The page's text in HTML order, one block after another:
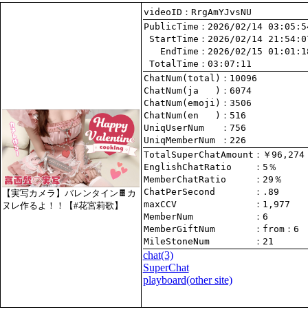
【実写カメラ】バレンタイン🍫カ
ヌレ作るよ！！【#花宮莉歌】
videoID：RrgAmYJvsNU
PublicTime
StartTime
   EndTime
TotalTime ：03:07:11
ChatNum(total)
ChatNum(ja   )
ChatNum(emoji)
ChatNum(en   )
UniqUserNum
：756
UniqMemberNum
：226
TotalSuperChatAmount
EnglishChatRatio
MemberChatRatio
ChatPerSecond
maxCCV
：1,977
MemberNum
：6
MemberGiftNum
： from ：6
MileStoneNum
：21
chat(3)
SuperChat
playboard(other site)